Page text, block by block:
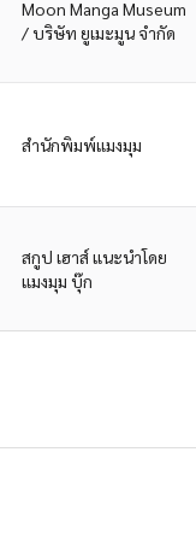
Moon Manga Museum
/ บริษัท ยูเมะมูน จำกัด
สำนักพิมพ์แมงมุม
สกูป เฮาส์ แนะนำโดย
แมงมุม บุ๊ก